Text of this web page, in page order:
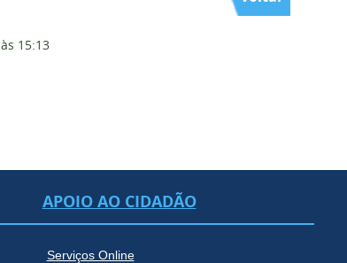
às 15:13
APOIO AO CIDADÃO
Serviços Online